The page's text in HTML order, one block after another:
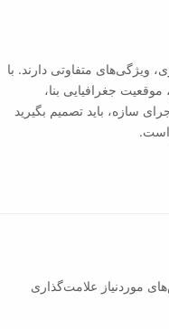
ویژگی‌های متفاوتی دارند. با
جغرافیایی بنا،
سازه، باید تصمیم بگیرید
است.
موردنیاز علامت‌گذاری